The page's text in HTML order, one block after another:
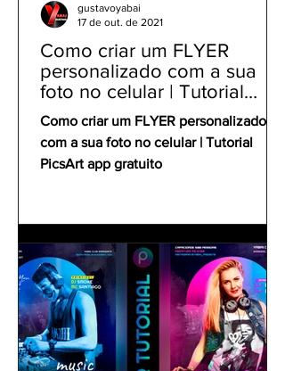
Como criar um FLYER
personalizado com a sua
foto no celular | Tutorial
PicsArt app gratuito
Como criar um FLYER personalizado
com a sua foto no celular | Tutorial
PicsArt app gratuito
gustavoyabai
17 de out. de 2021